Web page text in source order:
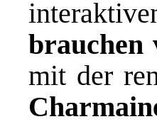
brauchen
mit der